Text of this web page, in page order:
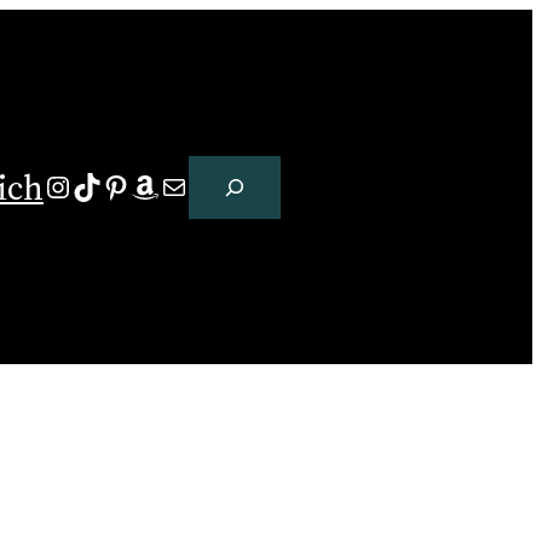
Instagram
TikTok
Pinterest
Amazon
E-Mail